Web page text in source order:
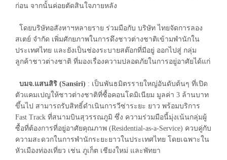
ก่อน จากนั้นค่อยตัดสินใจภายหลัง
โดยบริษัทอสังหาฯหลายราย ร่วมมือกับ บริษัท ไทยจัดการลอง
สเตย์ จำกัด เพิ่มศักยภาพในการดึงชาวต่างชาติเข้ามพำนักใน
ประเทศไทย และยังเป็นช่องระบายสต๊อกที่มีอยู่ ออกไปสู่ กลุ่ม
ลูกค้าชาวต่างชาติ ที่มองเรื่องความปลอดภัยในการอยู่อาศัยได้แก่
บมจ.แสนสิริ (Sansiri) : เป็นพันธมิตรรายใหญ่อันดับต้นๆ ที่เปิด
ตัวแคมเปญให้ชาวต่างชาติที่ซื้อคอนโดมิเนียม มูลค่า 3 ล้านบาท
ขึ้นไป สามารถรับสิทธิ์ดำเนินการวีซ่าระยะ ยาว พร้อมบริการ
Fast Track ที่สนามบินสุวรรณภูมิ ซึ่ง ความร่วมมือนี้มุ่งเน้นกลุ่มผู้
ซื้อที่ต้องการที่อยู่อาศัยคุณภาพ (Residential-as-a-Service) ควบคู่กับ
ความสะดวกในการพำนักระยะยาวในประเทศไทย โดยเฉพาะใน
หัวเมืองท่องเที่ยว เช่น ภูเก็ต เชียงใหม่ และพัทยา